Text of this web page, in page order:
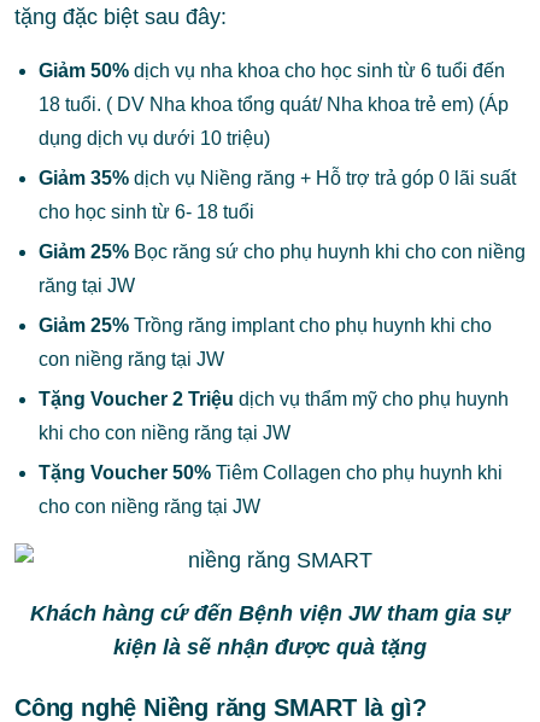
tặng đặc biệt sau đây:
Giảm 50% dịch vụ nha khoa cho học sinh từ 6 tuổi đến
18 tuổi. ( DV Nha khoa tổng quát/ Nha khoa trẻ em) (Áp
dụng dịch vụ dưới 10 triệu)
Giảm 35% dịch vụ Niềng răng + Hỗ trợ trả góp 0 lãi suất
cho học sinh từ 6- 18 tuổi
Giảm 25% Bọc răng sứ cho phụ huynh khi cho con niềng
răng tại JW
Giảm 25% Trồng răng implant cho phụ huynh khi cho
con niềng răng tại JW
Tặng Voucher 2 Triệu dịch vụ thẩm mỹ cho phụ huynh
khi cho con niềng răng tại JW
Tặng Voucher 50% Tiêm Collagen cho phụ huynh khi
cho con niềng răng tại JW
Khách hàng cứ đến Bệnh viện JW tham gia sự
kiện là sẽ nhận được quà tặng
Công nghệ Niềng răng SMART là gì?